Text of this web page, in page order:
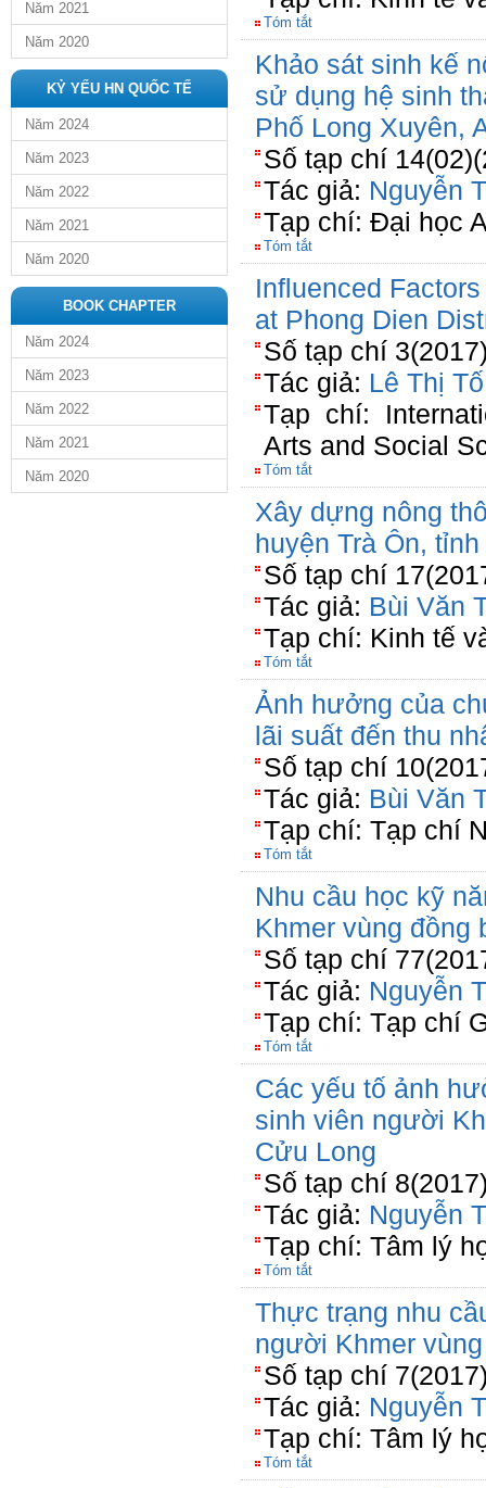
Năm 2021
Năm 2020
KỶ YẾU HN QUỐC TẾ
Năm 2024
Năm 2023
Năm 2022
Năm 2021
Năm 2020
BOOK CHAPTER
Năm 2024
Năm 2023
Năm 2022
Năm 2021
Năm 2020
Tóm tắt
Khảo sát sinh kế
sử dụng hệ sinh
Phố Long Xuyên,
Số tạp chí
Tác giả: Nguyễn
Tạp chí: Đại học
Tóm tắt
Inﬂuenced
at Phong Dien
Số tạp chí
Tác giả: Lê Thị
Tạp chí:
Arts and Social
Tóm tắt
Xây dựng nông
huyện Trà Ôn,
Số tạp chí
Tác giả: Bùi Văn
Tạp chí: Kinh tế
Tóm tắt
Ảnh hưởng của
lãi suất đến thu
Số tạp chí
Tác giả: Bùi Văn
Tạp chí: Tạp chí
Tóm tắt
Nhu cầu học kỹ
Khmer vùng đồng
Số tạp chí
Tác giả: Nguyễn
Tạp chí: Tạp chí
Tóm tắt
Các yếu tố ảnh
sinh viên người
Cửu Long
Số tạp chí
Tác giả: Nguyễn
Tạp chí: Tâm lý
Tóm tắt
Thực trạng nhu
người Khmer
Số tạp chí
Tác giả: Nguyễn
Tạp chí: Tâm lý
Tóm tắt